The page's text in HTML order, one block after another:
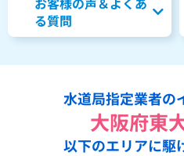
る質問
水道局指定業者の
大阪府東
以下のエリアに駆